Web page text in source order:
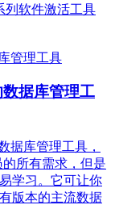
列软件激活工具
据库管理工
据库管理工具，
所有需求，但是
学习。它可让你
版本的主流数据